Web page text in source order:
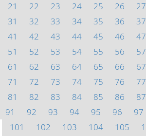
21
22 23 24 25 26 27
31
32 33 34 35 36 37
41
42 43 44 45 46 47
51
52 53 54 55 56 57
61
62 63 64 65 66 67
71
72 73 74 75 76 77
81
82 83 84 85 86 87
91
92 93 94 95 96 97
101
102 103 104 105